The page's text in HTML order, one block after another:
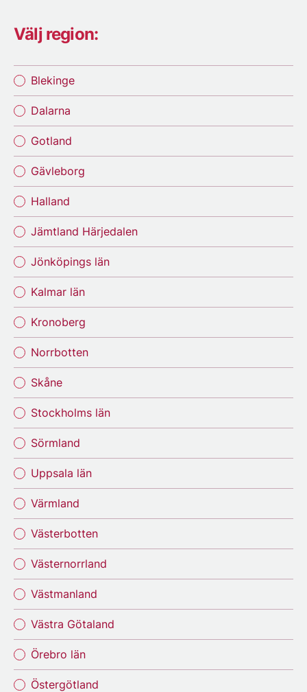
Välj region:
Blekinge
Dalarna
Gotland
Gävleborg
Halland
Jämtland Härjedalen
Jönköpings län
Kalmar län
Kronoberg
Norrbotten
Skåne
Stockholms län
Sörmland
Uppsala län
Värmland
Västerbotten
Västernorrland
Västmanland
Västra Götaland
Örebro län
Östergötland